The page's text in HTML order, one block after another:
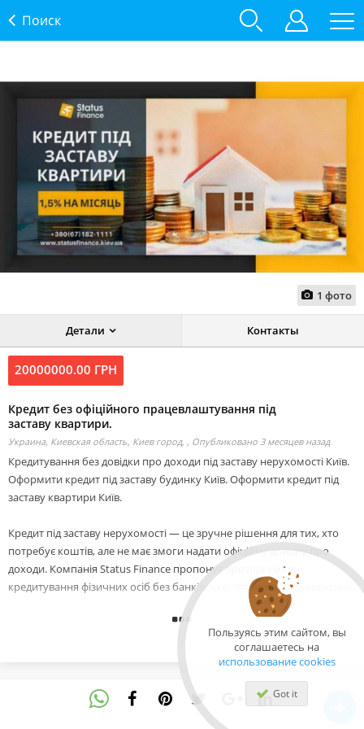
Пользуясь этим сайтом, вы
соглашаетесь на
использование cookies
Got it
Поиск
1 фото
Детали Контакты
20000000.00 ГРН
Кредит без офіційного працевлаштування під
заставу квартири.
Украина, Киевская область, Киев город, , Опубликовано 3 месяцев назад
Кредитування без довідки про доходи під заставу нерухомості Київ.
Оформити кредит під заставу будинку Київ. Оформити кредит під
заставу квартири Київ.
Кредит під заставу нерухомості — це зручне рішення для тих, хто
потребує коштів, але не має змоги надати офіційну довідку про
доходи. Компанія Status Finance пропонує прозорі умови
кредитування фізичних осіб без банківської тяганини та бюрократії.
Ми надаємо позики під заставу квартир, приватних будинків,
комерційної нерухомості або земельних ділянок. Не важливо, чи ви
офіційно працевлаштовані — рішення ухвалюється на підставі
вартості майна, а не вашої зарплатної довідки.